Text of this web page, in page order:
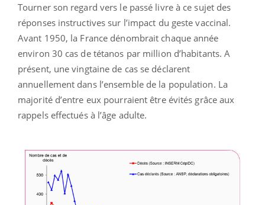
Tourner son regard vers le passé livre à ce sujet des
réponses instructives sur l’impact du geste vaccinal.
Avant 1950, la France dénombrait chaque année
environ 30 cas de tétanos par million d’habitants. A
présent, une vingtaine de cas se déclarent
annuellement dans l’ensemble de la population. La
majorité d’entre eux pourraient être évités grâce aux
rappels effectués à l’âge adulte.